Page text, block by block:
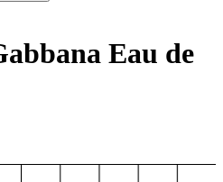
Eau de